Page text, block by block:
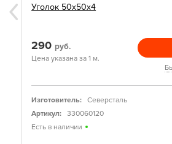
Уголок 50х50х4
290 руб.
Цена указана за 1 м.
Изготовитель:
Северсталь
Артикул:
330060120
Есть в наличии